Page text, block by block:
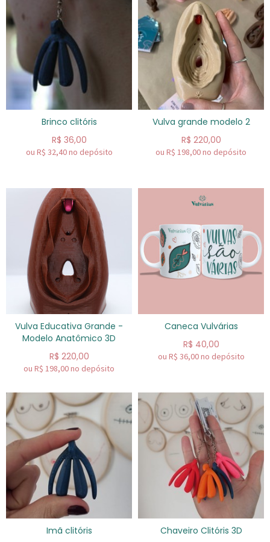
Brinco clitóris
R$ 36,00
ou R$ 32,40no depósito
Vulva grande modelo 2
R$ 220,00
ou R$ 198,00no depósito
Vulva Educativa Grande -
Modelo Anatômico 3D
R$ 220,00
ou R$ 198,00no depósito
Caneca Vulvárias
R$ 40,00
ou R$ 36,00no depósito
Imã clitóris
Chaveiro Clitóris 3D